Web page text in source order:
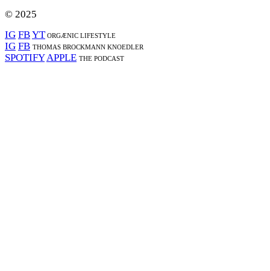
© 2025
IG FBYTORGÆNIC LIFESTYLE
IG FB THOMAS BROCKMANN KNOEDLER
SPOTIFY APPLE THE PODCAST